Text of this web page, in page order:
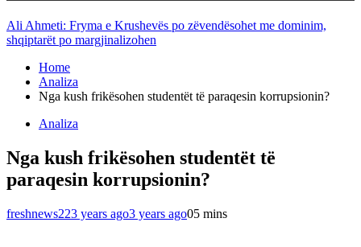
Ali Ahmeti: Fryma e Krushevës po zëvendësohet me dominim,
shqiptarët po margjinalizohen
Home
Analiza
Nga kush frikësohen studentët të paraqesin korrupsionin?
Analiza
Nga kush frikësohen studentët të
paraqesin korrupsionin?
freshnews223 years ago3 years ago05 mins